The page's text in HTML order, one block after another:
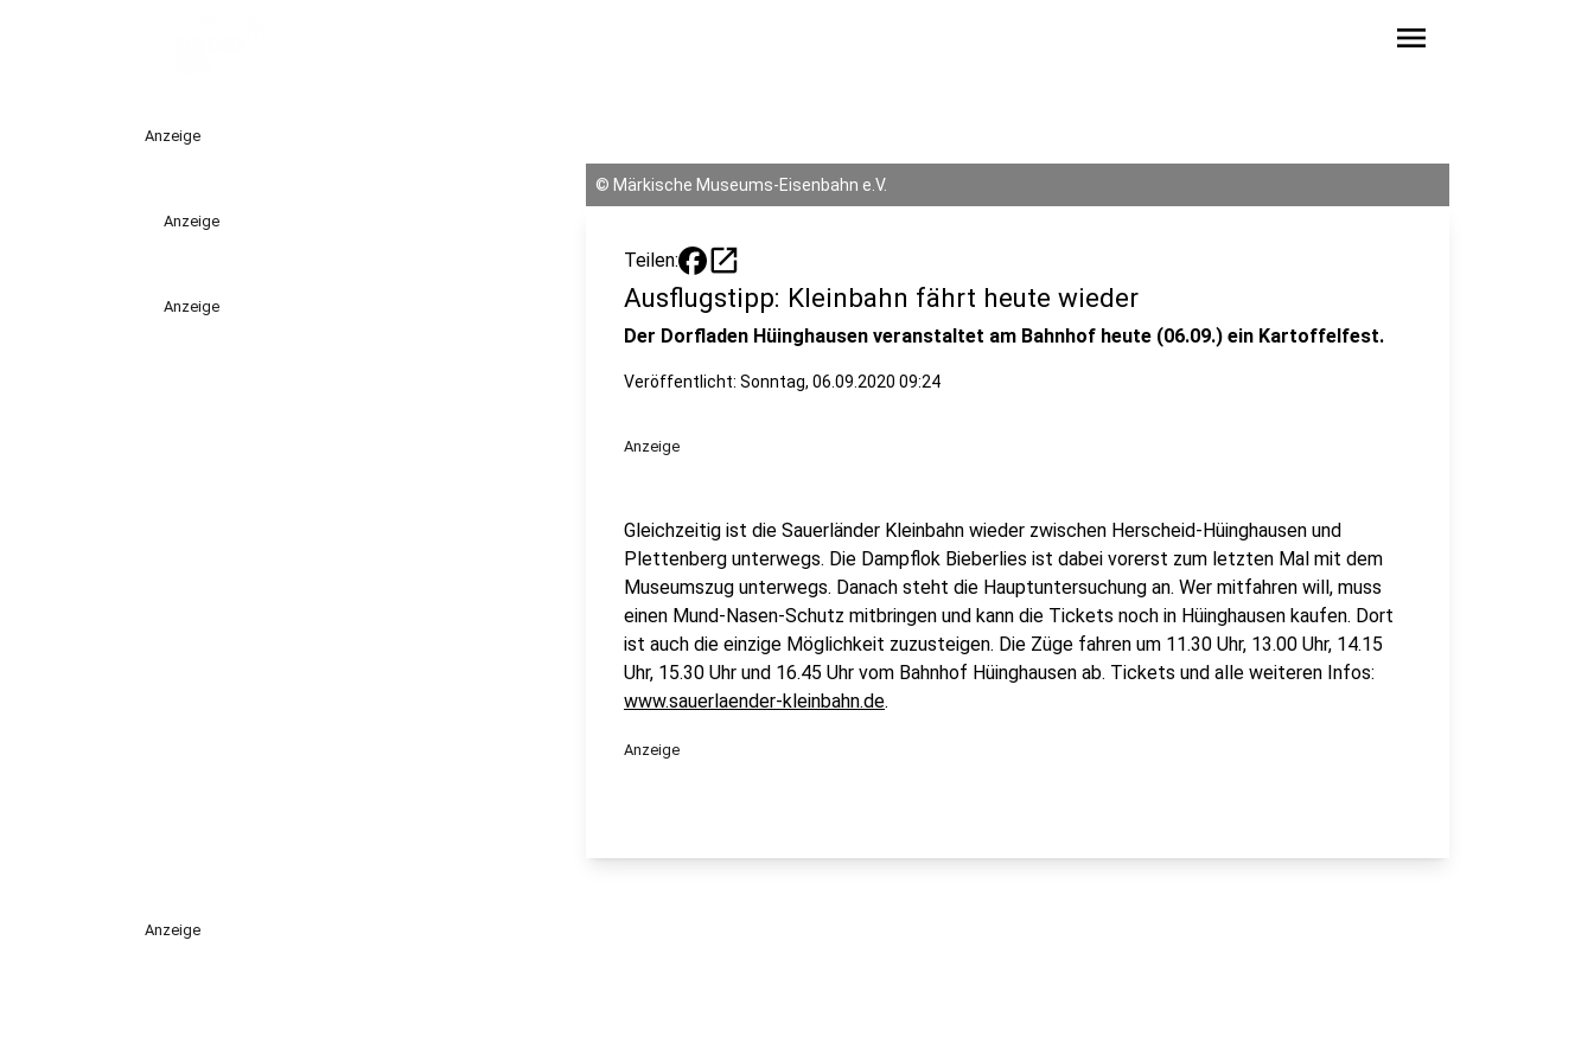
menu
Anzeige
Anzeige
Anzeige
© Märkische Museums-Eisenbahn e.V.
Teilen: open_in_new
Ausflugstipp: Kleinbahn fährt heute wieder
Der Dorfladen Hüinghausen veranstaltet am Bahnhof heute (06.09.) ein Kartoffelfest.
Veröffentlicht: Sonntag, 06.09.2020 09:24
Anzeige
Gleichzeitig ist die Sauerländer Kleinbahn wieder zwischen Herscheid-Hüinghausen und
Plettenberg unterwegs. Die Dampflok Bieberlies ist dabei vorerst zum letzten Mal mit dem
Museumszug unterwegs. Danach steht die Hauptuntersuchung an. Wer mitfahren will, muss
einen Mund-Nasen-Schutz mitbringen und kann die Tickets noch in Hüinghausen kaufen. Dort
ist auch die einzige Möglichkeit zuzusteigen. Die Züge fahren um 11.30 Uhr, 13.00 Uhr, 14.15
Uhr, 15.30 Uhr und 16.45 Uhr vom Bahnhof Hüinghausen ab. Tickets und alle weiteren Infos:
www.sauerlaender-kleinbahn.de.
Anzeige
Anzeige